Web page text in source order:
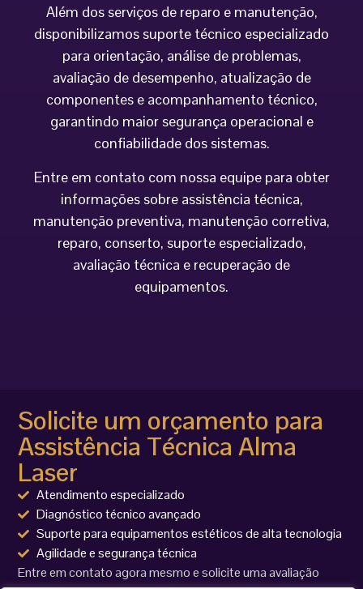
Além dos serviços de reparo e manutenção,
disponibilizamos suporte técnico especializado
para orientação, análise de problemas,
avaliação de desempenho, atualização de
componentes e acompanhamento técnico,
garantindo maior segurança operacional e
confiabilidade dos sistemas.
Entre em contato com nossa equipe para obter
informações sobre assistência técnica,
manutenção preventiva, manutenção corretiva,
reparo, conserto, suporte especializado,
avaliação técnica e recuperação de
equipamentos.
Solicite um orçamento para
Assistência Técnica Alma
Laser
Atendimento especializado
Diagnóstico técnico avançado
Suporte para equipamentos estéticos de alta tecnologia
Agilidade e segurança técnica
Entre em contato agora mesmo e solicite uma avaliação